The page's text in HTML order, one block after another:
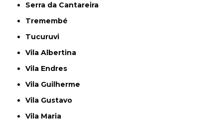
Serra da Cantareira
Tremembé
Tucuruvi
Vila Albertina
Vila Endres
Vila Guilherme
Vila Gustavo
Vila Maria